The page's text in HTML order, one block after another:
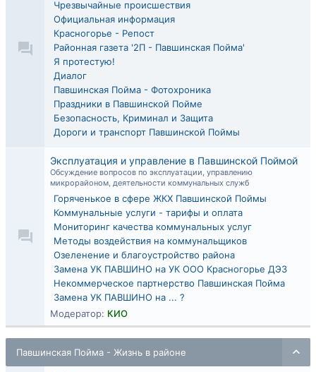
Чрезвычайные происшествия
Официальная информация
Красногорье - Репост
Районная газета '2П - Павшинская Пойма'
Я протестую!
Диалог
Павшинская Пойма - Фотохроника
Праздники в Павшинской Пойме
Безопасность, Криминал и Защита
Дороги и транспорт Павшинской Поймы
Эксплуатация и управление в Павшинской Поймой
Обсуждение вопросов по эксплуатации, управлению
микрорайоном, деятельности коммунальных служб
Горяченькое в сфере ЖКХ Павшинской Поймы
Коммунальные услуги - тарифы и оплата
Мониторинг качества коммунальных услуг
Методы воздействия на коммунальщиков
Озеленение и благоустройство района
Замена УК ПАВШИНО на УК ООО Красногорье ДЭЗ
Некоммерческое партнерство Павшинская Пойма
Замена УК ПАВШИНО на ... ?
Модератор: КИО
Павшинская Пойма - Жизнь в районе